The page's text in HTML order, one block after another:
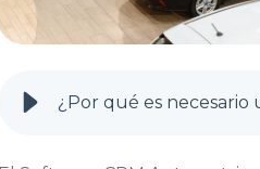
¿Por qué es